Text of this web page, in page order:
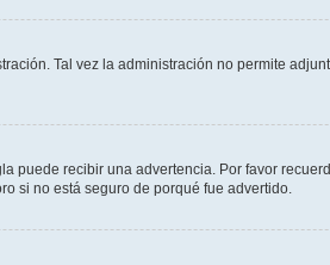
Tal vez la administración no permite
recibir una advertencia. Por favor
si no está seguro de porqué fue advertido.